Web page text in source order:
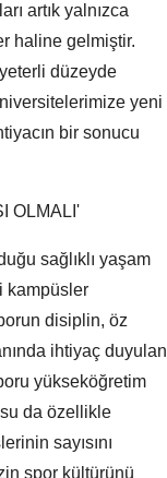
artık yalnızca
haline gelmiştir.
düzeyde
yeni
bir sonucu
OLMALI'
sağlıklı yaşam
kampüsler
disiplin, öz
ihtiyaç duyulan
yükseköğretim
da özellikle
sayısını
spor kültürünü